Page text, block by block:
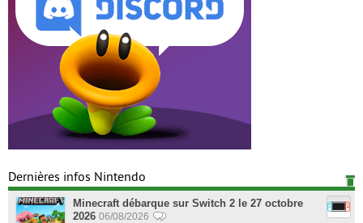
Dernières infos Nintendo
Minecraft débarque sur Switch 2 le 27 octobre
2026 06/08/2026